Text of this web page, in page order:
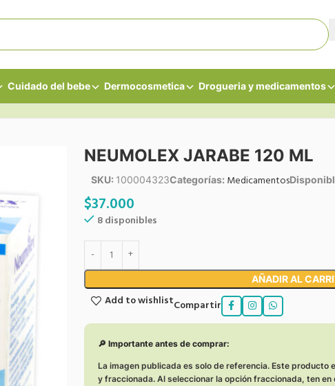
Cuidado del bebe Dermocosmetica Drogueria y medicamentos
NEUMOLEX JARABE 120 ML
SKU: 100004323Categorías: Medicamentos
$37.000
8 disponibles
AÑADIR AL
Add to wishlistCompartir
🔎 Importante antes de comprar:
La imagen publicada es solo de referencia. Este
y fraccionada. Al seleccionar la opción fraccionada, ten